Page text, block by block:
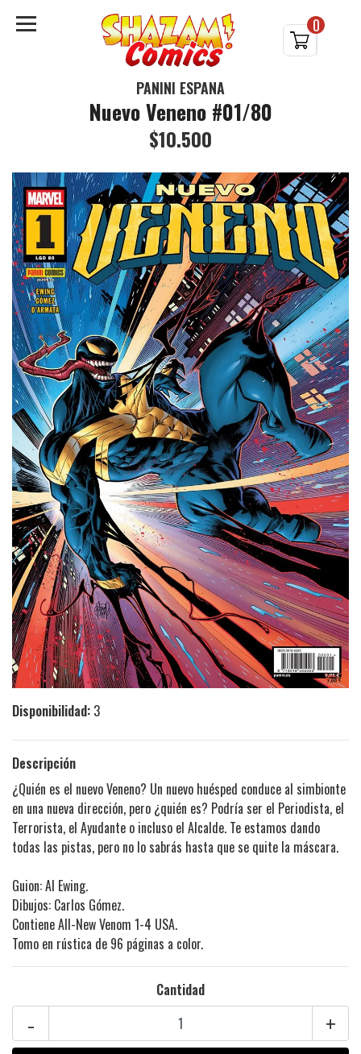
0
PANINI ESPAÑA
Nuevo Veneno #01/80
$10.500
Disponibilidad: 3
Descripción
¿Quién es el nuevo Veneno? Un nuevo huésped conduce al simbionte
en una nueva dirección, pero ¿quién es? Podría ser el Periodista, el
Terrorista, el Ayudante o incluso el Alcalde. Te estamos dando
todas las pistas, pero no lo sabrás hasta que se quite la máscara.
Guion: Al Ewing.
Dibujos: Carlos Gómez.
Contiene All-New Venom 1-4 USA.
Tomo en rústica de 96 páginas a color.
Cantidad
+
-